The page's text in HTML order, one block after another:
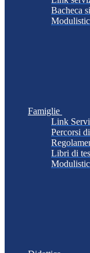
Bacheca
Famiglie
Link
Percorsi
Libri di